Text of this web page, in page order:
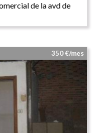
de la avd de
350 €/mes